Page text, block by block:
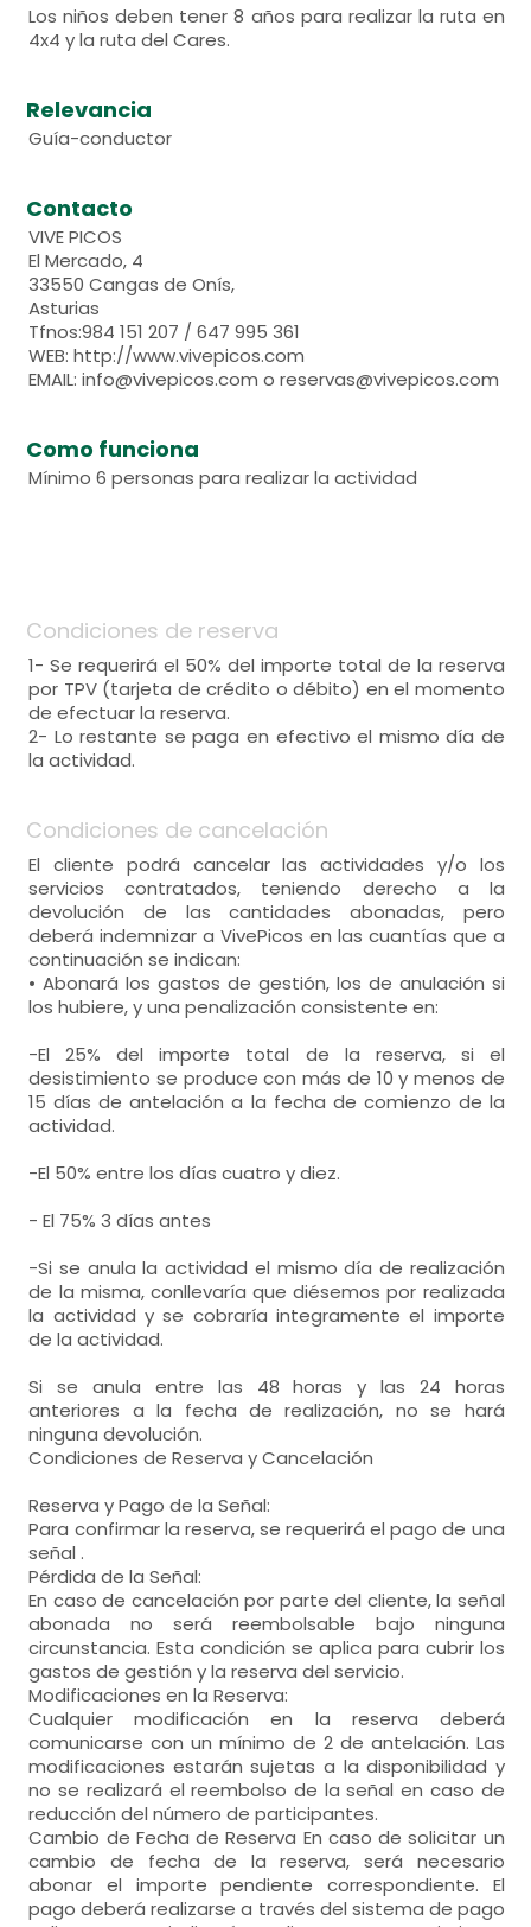
Los niños deben tener 8 años para realizar la ruta en
4x4 y la ruta del Cares.
Relevancia
Guía-conductor
Contacto
VIVE PICOS
El Mercado, 4
33550 Cangas de Onís,
Asturias
Tfnos:984 151 207 / 647 995 361
WEB: http://www.vivepicos.com
EMAIL: info@vivepicos.com o reservas@vivepicos.com
Como funciona
Mínimo 6 personas para realizar la actividad
Condiciones de reserva
1- Se requerirá el 50% del importe total de la reserva
por TPV (tarjeta de crédito o débito) en el momento
de efectuar la reserva.
2- Lo restante se paga en efectivo el mismo día de
la actividad.
Condiciones de cancelación
El cliente podrá cancelar las actividades y/o los
servicios contratados, teniendo derecho a la
devolución de las cantidades abonadas, pero
deberá indemnizar a VivePicos en las cuantías que a
continuación se indican:
• Abonará los gastos de gestión, los de anulación si
los hubiere, y una penalización consistente en:
-El 25% del importe total de la reserva, si el
desistimiento se produce con más de 10 y menos de
15 días de antelación a la fecha de comienzo de la
actividad.
-El 50% entre los días cuatro y diez.
- El 75% 3 días antes
-Si se anula la actividad el mismo día de realización
de la misma, conllevaría que diésemos por realizada
la actividad y se cobraría integramente el importe
de la actividad.
Si se anula entre las 48 horas y las 24 horas
anteriores a la fecha de realización, no se hará
ninguna devolución.
Condiciones de Reserva y Cancelación
Reserva y Pago de la Señal:
Para confirmar la reserva, se requerirá el pago de una
señal .
Pérdida de la Señal:
En caso de cancelación por parte del cliente, la señal
abonada no será reembolsable bajo ninguna
circunstancia. Esta condición se aplica para cubrir los
gastos de gestión y la reserva del servicio.
Modificaciones en la Reserva:
Cualquier modificación en la reserva deberá
comunicarse con un mínimo de 2 de antelación. Las
modificaciones estarán sujetas a la disponibilidad y
no se realizará el reembolso de la señal en caso de
reducción del número de participantes.
Cambio de Fecha de Reserva En caso de solicitar un
cambio de fecha de la reserva, será necesario
abonar el importe pendiente correspondiente. El
pago deberá realizarse a través del sistema de pago